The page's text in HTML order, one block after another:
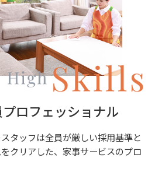
ロフェッショナル
タッフは全員が厳しい採用基準と
クリアした、家事サービスのプロ